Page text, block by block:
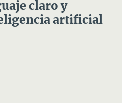
claro y
artificial